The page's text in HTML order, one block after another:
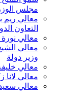
مجلس
معالي ريم
التعاون
معالي
معالي
وزير دولة
معالي
معالي لانا
معالي